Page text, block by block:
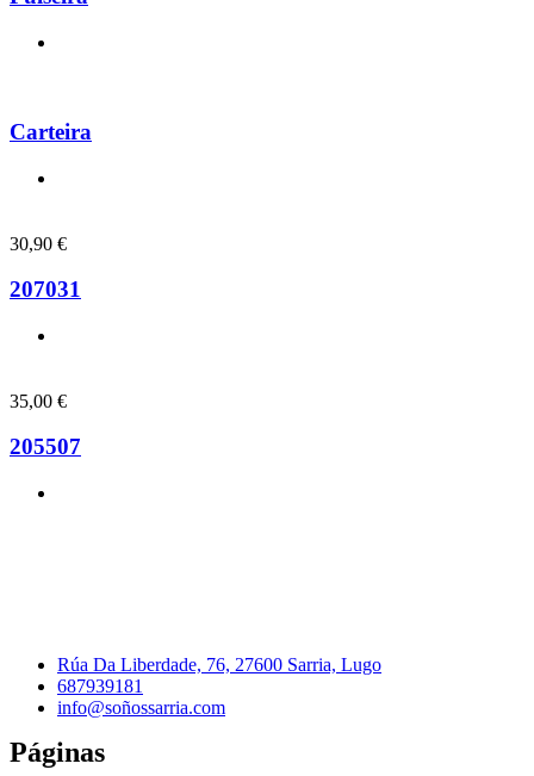
Carteira
30,90 €
207031
35,00 €
205507
Rúa Da Liberdade, 76, 27600 Sarria, Lugo
687939181
info@soñossarria.com
Páginas